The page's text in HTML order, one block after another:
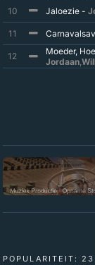
10
Jaloezie -
11
12 Moeder,
Jordaan,
POPULARITEIT: 23